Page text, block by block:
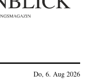
Do, 6. Aug 2026